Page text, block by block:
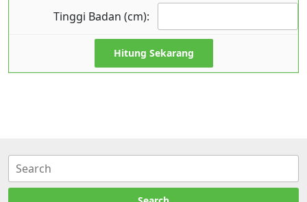
Tinggi Badan (cm):
Hitung Sekarang